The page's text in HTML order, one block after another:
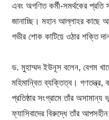
এবং অগণিত কর্মী-সমর্থকের
জানাচ্ছি। মহান আল্লাহর কাছে
গভীর শোক কাটিয়ে ওঠার শক্তি
ড. মুহাম্মদ ইউনূস বলেন, বেগম
মহিমান্বিত ব্যক্তিত্ব। গণতন্ত্র,
প্রতিষ্ঠার সংগ্রামে তাঁর
ফ্যাসিবাদের বিরুদ্ধে তাঁর